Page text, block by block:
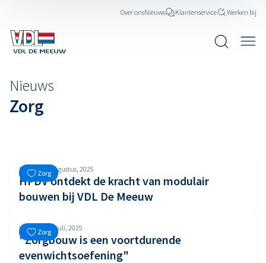
Over onsNieuws Klantenservice Werken bij
Nieuws
Zorg
Zorg
Dinsdag, 5 augustus, 2025
HFDV ontdekt de kracht van modulair
bouwen bij VDL De Meeuw
Zorg
Woensdag, 2 juli, 2025
"Zorgbouw is een voortdurende
evenwichtsoefening"